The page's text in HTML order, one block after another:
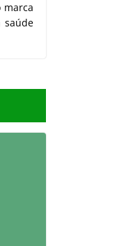
marca
saúde